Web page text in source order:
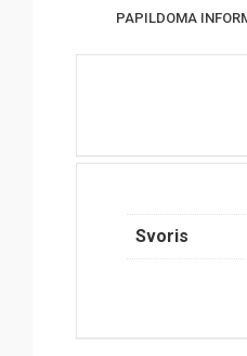
PAPILDOMA
Svoris